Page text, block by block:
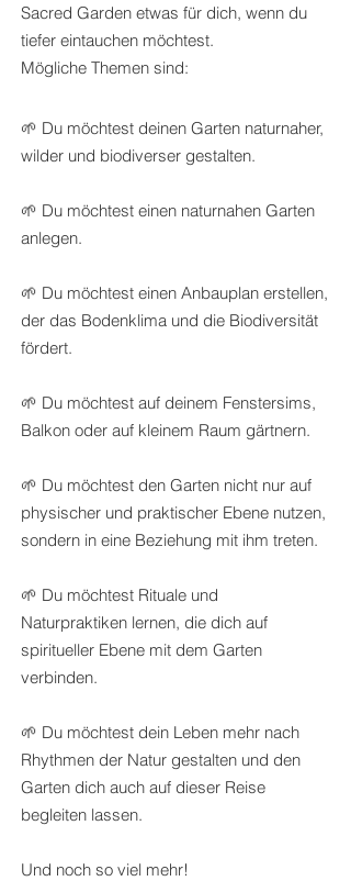
Sacred Garden etwas für dich, wenn du
tiefer eintauchen möchtest.
Mögliche Themen sind:
🌱 Du möchtest deinen Garten naturnaher,
wilder und biodiverser gestalten.
🌱 Du möchtest einen naturnahen Garten
anlegen.
🌱 Du möchtest einen Anbauplan erstellen,
der das Bodenklima und die Biodiversität
fördert.
🌱 Du möchtest auf deinem Fenstersims,
Balkon oder auf kleinem Raum gärtnern.
🌱 Du möchtest den Garten nicht nur auf
physischer und praktischer Ebene nutzen,
sondern in eine Beziehung mit ihm treten.
🌱 Du möchtest Rituale und
Naturpraktiken lernen, die dich auf
spiritueller Ebene mit dem Garten
verbinden.
🌱 Du möchtest dein Leben mehr nach
Rhythmen der Natur gestalten und den
Garten dich auch auf dieser Reise
begleiten lassen.
Und noch so viel mehr!